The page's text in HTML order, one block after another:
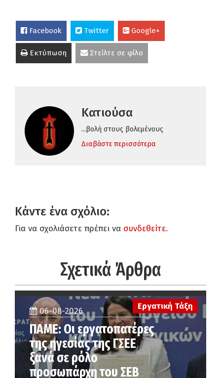
Facebook Twitter Google+
Εκτύπωση Στείλτε σε φίλο
Κατιούσα
...βολή στους βολεμένους
Διαβάστε περισσότερα
Κάντε ένα σχόλιο:
Για να σχολιάσετε πρέπει να συνδεθείτε.
Σχετικά Άρθρα
Εργατική Τάξη
06-08-2026
ΠΑΜΕ: Οι εργατοπατέρες
της ηγεσίας της ΓΣΕΕ
ξανά σε ρόλο
προσωπάρχη του ΣΕΒ